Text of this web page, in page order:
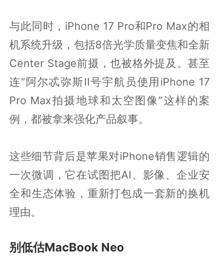
与此同时，iPhone 17 Pro和Pro Max的相
机系统升级，包括8倍光学质量变焦和全新
Center Stage前摄，也被格外提及。甚至
连“阿尔忒弥斯II号宇航员使用iPhone 17
Pro Max拍摄地球和太空图像”这样的案
例，都被拿来强化产品叙事。
这些细节背后是苹果对iPhone销售逻辑的
一次微调，它在试图把AI、影像、企业安
全和生态体验，重新打包成一套新的换机
理由。
别低估MacBook Neo